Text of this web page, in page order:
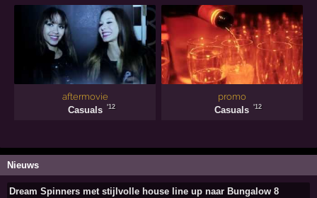
aftermovie
Casuals
'12
promo
Casuals
'12
Nieuws
Dream Spinners met stijlvolle house line up naar Bungalow 8